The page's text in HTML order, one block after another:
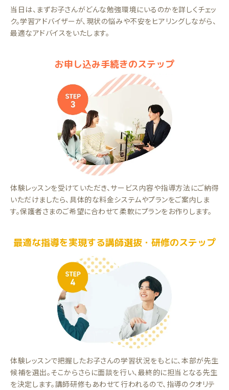
当日は、まずお子さんがどんな勉強環境にいるのかを詳しくチェッ
ク。学習アドバイザーが、現状の悩みや不安をヒアリングしながら、
最適なアドバイスをいたします。
お申し込み手続きのステップ
体験レッスンを受けていただき、サービス内容や指導方法にご納得
いただけましたら、具体的な料金システムやプランをご案内しま
す。保護者さまのご希望に合わせて柔軟にプランをお作りします。
最適な指導を実現する講師選抜・研修のステップ
体験レッスンで把握したお子さんの学習状況をもとに、本部が先生
候補を選出。そこからさらに面談を行い、最終的に担当となる先生
を決定します。講師研修もあわせて行われるので、指導のクオリテ